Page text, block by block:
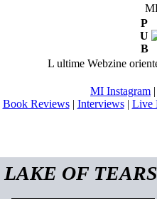
P
U
B
L ultime Webzine
MI Instagram
Book Reviews| Interviews| Live
LAKE OF